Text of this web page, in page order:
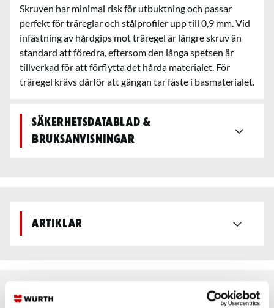
Skruven har minimal risk för utbuktning och passar
perfekt för träreglar och stålprofiler upp till 0,9 mm. Vid
infästning av hårdgips mot träregel är längre skruv än
standard att föredra, eftersom den långa spetsen är
tillverkad för att förflytta det hårda materialet. För
träregel krävs därför att gängan tar fäste i basmaterialet.
Säkerhetsdatablad &
bruksanvisningar
Artiklar
Rekommenderat baserat på vald produkt